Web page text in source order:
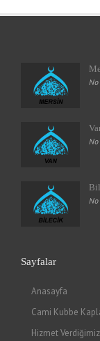
No
No
No
Sayfalar
Anasayfa
Cami Kubbe
Hizmet